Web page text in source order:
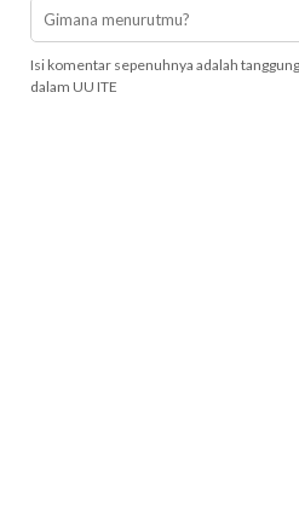
Isi komentar sepenuhnya adalah
dalam UU ITE